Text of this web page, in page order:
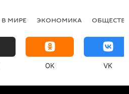
В МИРЕ ЭКОНОМИКА
OK VK